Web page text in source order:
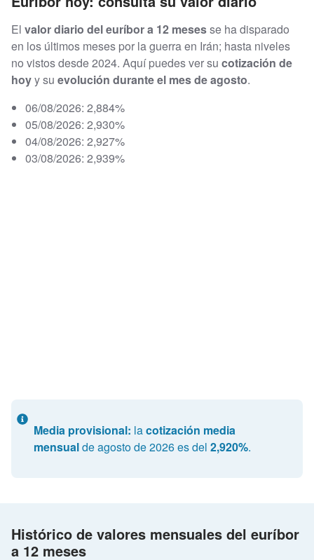
El valor diario del euríbor a 12 mesesse ha disparado
en los últimos meses por la guerra en Irán; hasta niveles
no vistos desde 2024. Aquí puedes ver su cotización de
hoyy su evolución durante el mes de agosto.
06/08/2026: 2,884%
05/08/2026: 2,930%
04/08/2026: 2,927%
03/08/2026: 2,939%
Media provisional: lacotización media
mensualde agosto de 2026 es del 2,920%.
Histórico de valores mensuales del euríbor
a 12 meses